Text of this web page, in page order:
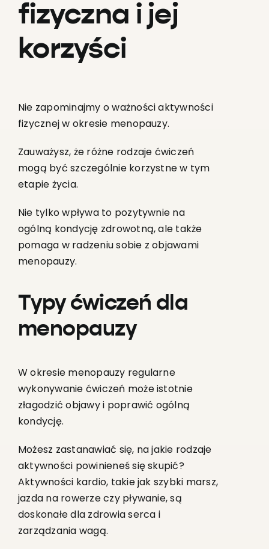
fizyczna i jej
korzyści
Nie zapominajmy o ważności aktywności
fizycznej w okresie menopauzy.
Zauważysz, że różne rodzaje ćwiczeń
mogą być szczególnie korzystne w tym
etapie życia.
Nie tylko wpływa to pozytywnie na
ogólną kondycję zdrowotną, ale także
pomaga w radzeniu sobie z objawami
menopauzy.
Typy ćwiczeń dla
menopauzy
W okresie menopauzy regularne
wykonywanie ćwiczeń może istotnie
złagodzić objawy i poprawić ogólną
kondycję.
Możesz zastanawiać się, na jakie rodzaje
aktywności powinieneś się skupić?
Aktywności kardio, takie jak szybki marsz,
jazda na rowerze czy pływanie, są
doskonałe dla zdrowia serca i
zarządzania wagą.